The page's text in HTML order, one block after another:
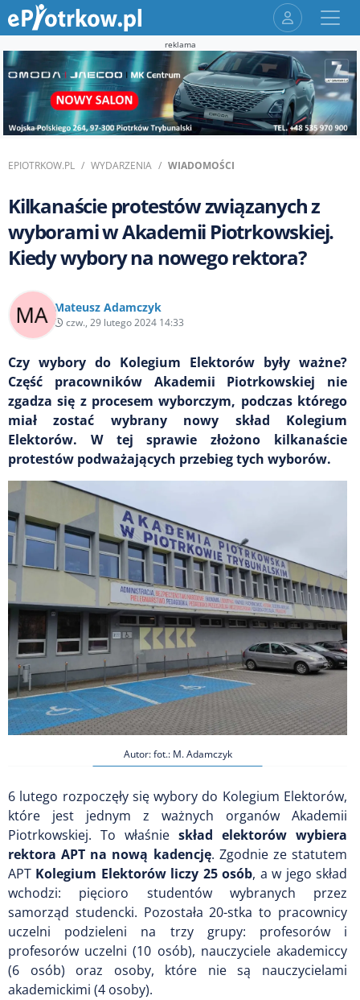
reklama
EPIOTRKOW.PL WYDARZENIA WIADOMOŚCI
Kilkanaście protestów związanych z
wyborami w Akademii Piotrkowskiej.
Kiedy wybory na nowego rektora?
Mateusz Adamczyk
czw., 29 lutego 2024 14:33
Czy wybory do Kolegium Elektorów były ważne?
Część pracowników Akademii Piotrkowskiej nie
zgadza się z procesem wyborczym, podczas którego
miał zostać wybrany nowy skład Kolegium
Elektorów. W tej sprawie złożono kilkanaście
protestów podważających przebieg tych wyborów.
Autor: fot.: M. Adamczyk
6 lutego rozpoczęły się wybory do Kolegium Elektorów,
które jest jednym z ważnych organów Akademii
Piotrkowskiej. To właśnie skład elektorów wybiera
rektora APT na nową kadencję. Zgodnie ze statutem
APT Kolegium Elektorów liczy 25 osób, a w jego skład
wchodzi: pięcioro studentów wybranych przez
samorząd studencki. Pozostała 20-stka to pracownicy
uczelni podzieleni na trzy grupy: profesorów i
profesorów uczelni (10 osób), nauczyciele akademiccy
(6 osób) oraz osoby, które nie są nauczycielami
akademickimi (4 osoby).